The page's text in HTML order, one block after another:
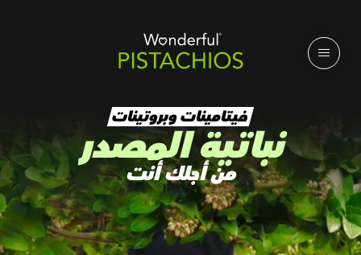
فيتامينات وبروتينات
نباتية المصدر
من أجلك أنت